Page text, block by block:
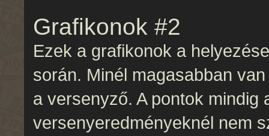
Grafikonok #2
Ezek a grafikonok a
során. Minél magasabban
a versenyző. A pontok mindig
versenyeredményeknél nem